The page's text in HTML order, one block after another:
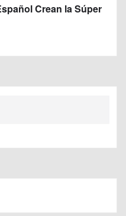
Crean la Súper